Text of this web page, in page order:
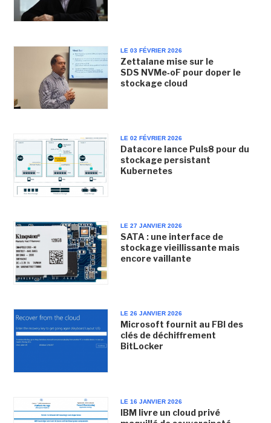
LE 03 FÉVRIER 2026
Zettalane mise sur le
SDS NVMe‑oF pour doper le
stockage cloud
LE 02 FÉVRIER 2026
Datacore lance Puls8 pour du
stockage persistant
Kubernetes
LE 27 JANVIER 2026
SATA : une interface de
stockage vieillissante mais
encore vaillante
LE 26 JANVIER 2026
Microsoft fournit au FBI des
clés de déchiffrement
BitLocker
LE 16 JANVIER 2026
IBM livre un cloud privé